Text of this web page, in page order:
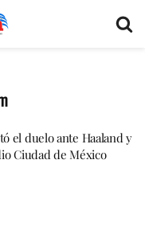
el duelo ante Haaland y
Ciudad de México